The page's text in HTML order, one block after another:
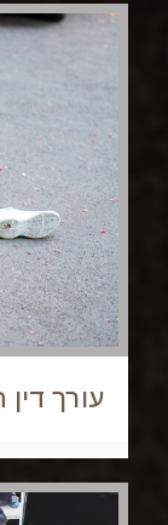
עורך